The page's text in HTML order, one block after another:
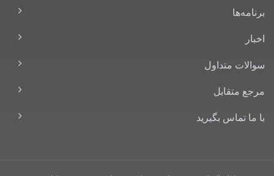
برنامه‌ها
اخبار
سوالات متداول
مرجع متقابل
با ما تماس بگیرید